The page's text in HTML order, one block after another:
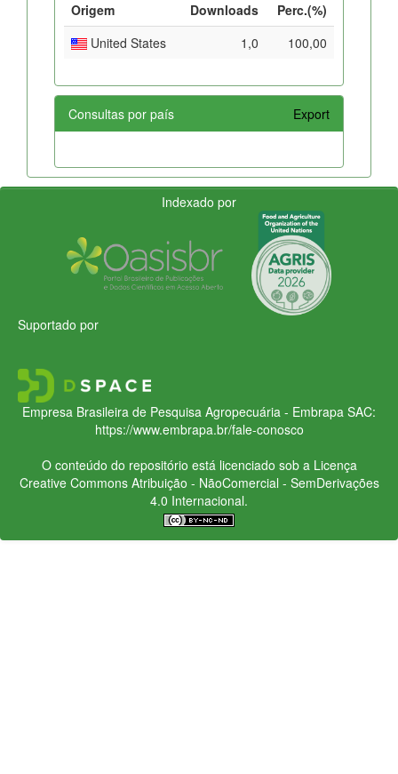
Origem Downloads
Perc.(%)
United States
1,0 100,00
Consultas por país Export
Indexado por
Suportado por
Empresa Brasileira de Pesquisa Agropecuária - Embrapa SAC:
https://www.embrapa.br/fale-conosco
O conteúdo do repositório está licenciado sob a Licença
Creative CommonsAtribuição - NãoComercial - SemDerivações
4.0 Internacional.